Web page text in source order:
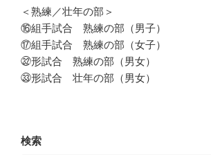
＜熟練／壮年の部＞
⑯組手試合 熟練の部（男子）
⑰組手試合 熟練の部（女子）
㉜形試合 熟練の部（男女）
㉝形試合 壮年の部（男女）
検索